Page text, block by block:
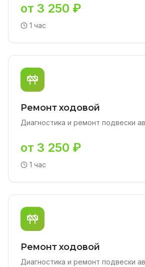
от 3 250 ₽
1 час
Ремонт ходовой
Диагностика и ремонт подвески
от 3 250 ₽
1 час
Ремонт ходовой
Диагностика и ремонт подвески